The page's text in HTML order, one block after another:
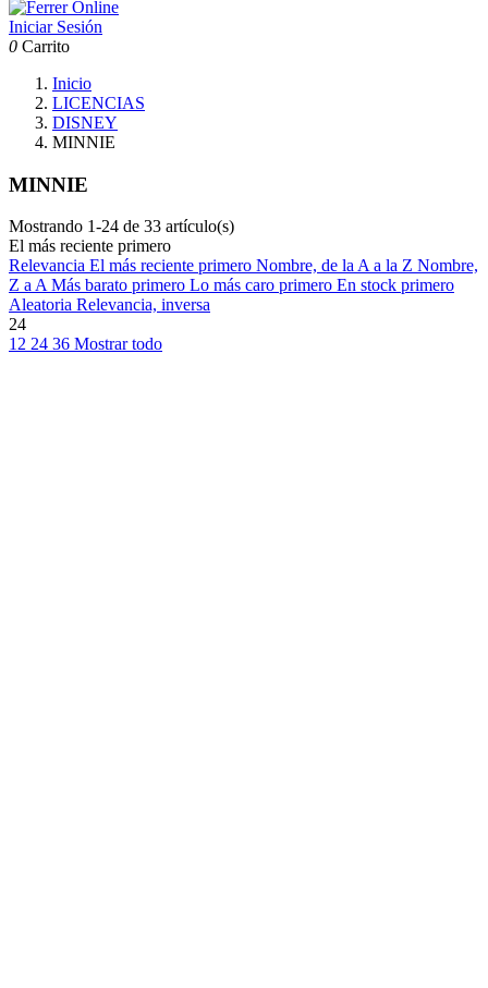
Iniciar Sesión
0 Carrito
Inicio
LICENCIAS
DISNEY
MINNIE
MINNIE
Mostrando 1-24 de 33 artículo(s)
El más reciente primero
Relevancia El más reciente primero Nombre, de la A a la Z Nombre,
Z a AMás barato primero Lo más caro primero En stock primero
Aleatoria Relevancia, inversa
24
12 24 36 Mostrar todo